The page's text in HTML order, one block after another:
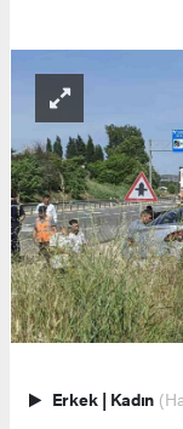
Erkek | Kadın